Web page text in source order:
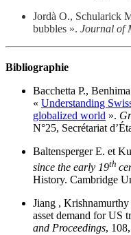
Jordà O., Schularick
bubbles ». Journal of
Bibliographie
Bacchetta P.,
« Understanding
globalized world ».
N°25, Secrétariat
Baltensperger E. et
since the early 19th
History. Cambridge
Jiang ,
asset demand for US
and Proceedings,